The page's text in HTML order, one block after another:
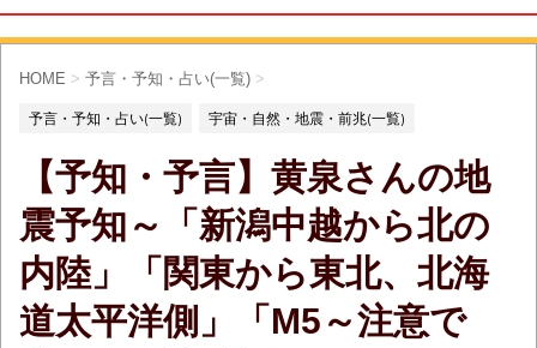
HOME > 予言・予知・占い(一覧) >
予言・予知・占い(一覧) 宇宙・自然・地震・前兆(一覧)
【予知・予言】黄泉さんの地
震予知～「新潟中越から北の
内陸」「関東から東北、北海
道太平洋側」「M5～注意で